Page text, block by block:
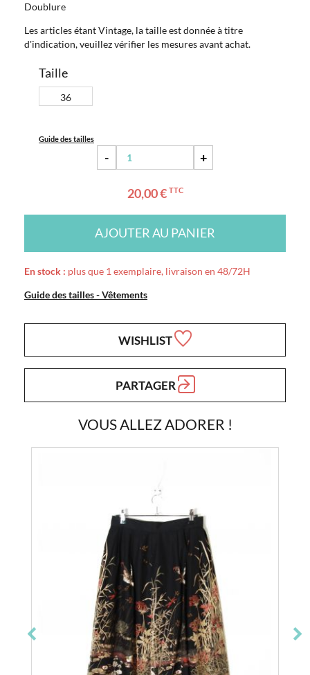
Doublure
Les articles étant Vintage, la taille est donnée à titre
d'indication, veuillez vérifier les mesures avant achat.
Taille
36
Guide des tailles
- +
20,00 € TTC
AJOUTER AU PANIER
En stock : plus que 1 exemplaire, livraison en 48/72H
Guide des tailles - Vêtements
WISHLIST
PARTAGER
VOUS ALLEZ ADORER !